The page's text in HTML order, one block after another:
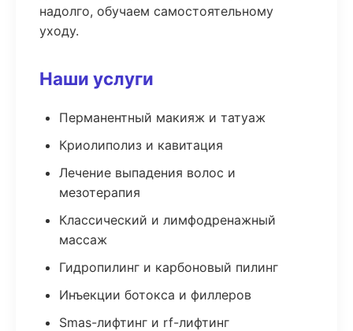
надолго, обучаем самостоятельному
уходу.
Наши услуги
Перманентный макияж и татуаж
Криолиполиз и кавитация
Лечение выпадения волос и
мезотерапия
Классический и лимфодренажный
массаж
Гидропилинг и карбоновый пилинг
Инъекции ботокса и филлеров
Smas-лифтинг и rf-лифтинг